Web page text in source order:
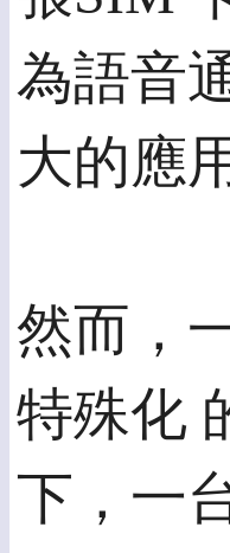
為語音
大的應
然而，
特殊化
下，一